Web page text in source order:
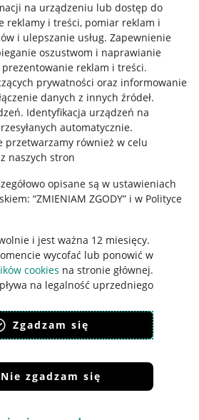
na urządzeniu lub dostęp do
reklamy i treści, pomiar reklam i
i ulepszanie usług. Zapewnienie
oszustwom i naprawianie
reklam i treści.
prywatności oraz informowanie
danych z innych źródeł.
. Identyfikacja urządzeń na
automatycznie.
przetwarzamy również w celu
naszych stron
opisane są w ustawieniach
“ZMIENIAM ZGODY” i w Polityce
i jest ważna 12 miesięcy.
wycofać lub ponowić w
cookies na stronie głównej.
na legalność uprzedniego
polityka ochrony prywatności
Zgadzam się
Nie zgadzam się
akceptacjęregulaminu